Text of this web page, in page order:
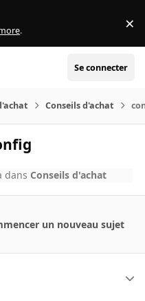
. ×
Se connecter
Conseils d'achat
dans Conseils d'achat
un nouveau sujet